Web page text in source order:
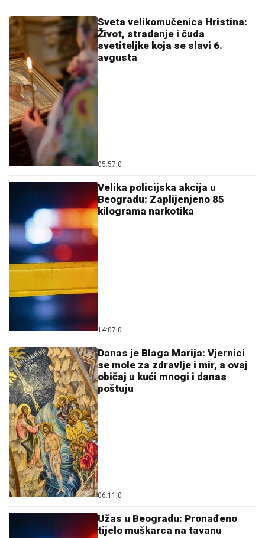
Sveta velikomučenica Hristina:
Život, stradanje i čuda
svetiteljke koja se slavi 6.
avgusta
05:57 0
Velika policijska akcija u
Beogradu: Zaplijenjeno 85
kilograma narkotika
14:07 0
Danas je Blaga Marija: Vjernici
se mole za zdravlje i mir, a ovaj
običaj u kući mnogi i danas
poštuju
06:11 0
Užas u Beogradu: Pronađeno
tijelo muškarca na tavanu